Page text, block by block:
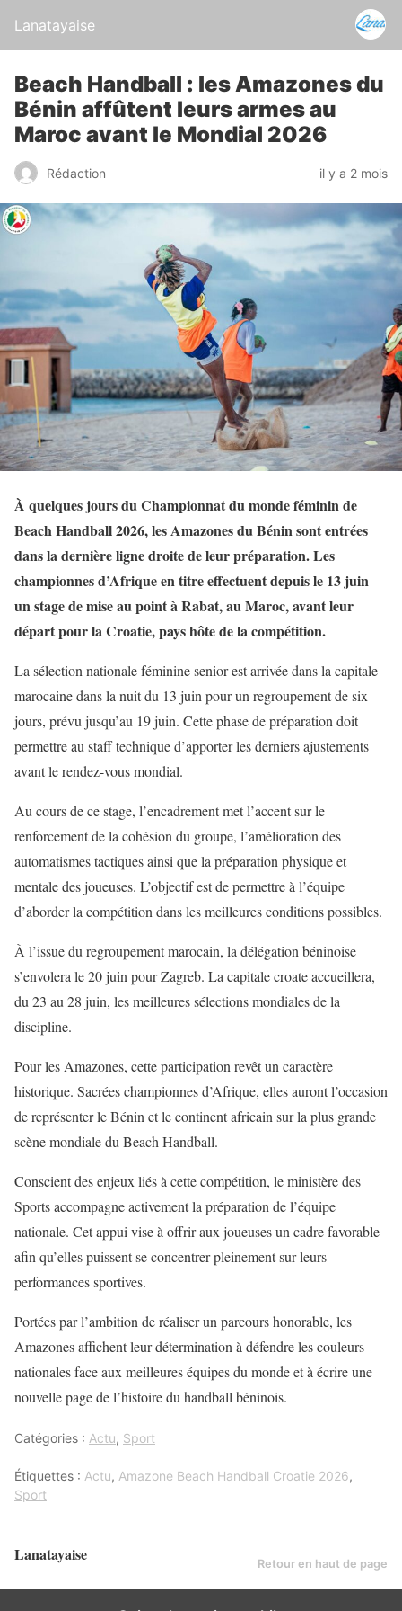
Lanatayaise
Beach Handball : les Amazones du
Bénin affûtent leurs armes au
Maroc avant le Mondial 2026
Rédaction il y a 2 mois
À quelques jours du Championnat du monde féminin de
Beach Handball 2026, les Amazones du Bénin sont entrées
dans la dernière ligne droite de leur préparation. Les
championnes d’Afrique en titre effectuent depuis le 13 juin
un stage de mise au point à Rabat, au Maroc, avant leur
départ pour la Croatie, pays hôte de la compétition.
La sélection nationale féminine senior est arrivée dans la capitale
marocaine dans la nuit du 13 juin pour un regroupement de six
jours, prévu jusqu’au 19 juin. Cette phase de préparation doit
permettre au staff technique d’apporter les derniers ajustements
avant le rendez-vous mondial.
Au cours de ce stage, l’encadrement met l’accent sur le
renforcement de la cohésion du groupe, l’amélioration des
automatismes tactiques ainsi que la préparation physique et
mentale des joueuses. L’objectif est de permettre à l’équipe
d’aborder la compétition dans les meilleures conditions possibles.
À l’issue du regroupement marocain, la délégation béninoise
s’envolera le 20 juin pour Zagreb. La capitale croate accueillera,
du 23 au 28 juin, les meilleures sélections mondiales de la
discipline.
Pour les Amazones, cette participation revêt un caractère
historique. Sacrées championnes d’Afrique, elles auront l’occasion
de représenter le Bénin et le continent africain sur la plus grande
scène mondiale du Beach Handball.
Conscient des enjeux liés à cette compétition, le ministère des
Sports accompagne activement la préparation de l’équipe
nationale. Cet appui vise à offrir aux joueuses un cadre favorable
afin qu’elles puissent se concentrer pleinement sur leurs
performances sportives.
Portées par l’ambition de réaliser un parcours honorable, les
Amazones affichent leur détermination à défendre les couleurs
nationales face aux meilleures équipes du monde et à écrire une
nouvelle page de l’histoire du handball béninois.
Catégories : Actu, Sport
Étiquettes : Actu, Amazone Beach Handball Croatie 2026,
Sport
Lanatayaise Retour en haut de page